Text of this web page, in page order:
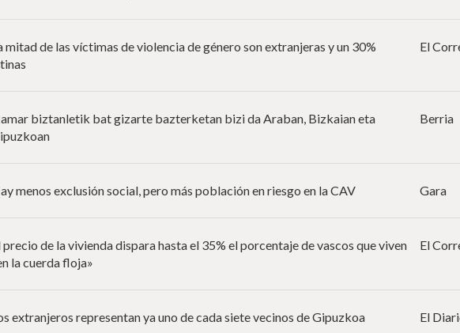
mitad de las víctimas de violencia de género son extranjeras y un 30%
El
biztanletik bat gizarte bazterketan bizi da Araban, Bizkaian eta
Berria
menos exclusión social, pero más población en riesgo en la CAV Gara
precio de la vivienda dispara hasta el 35% el porcentaje de vascos que viven
la cuerda floja»
El
extranjeros representan ya uno de cada siete vecinos de Gipuzkoa El